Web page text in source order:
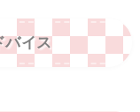
バイス